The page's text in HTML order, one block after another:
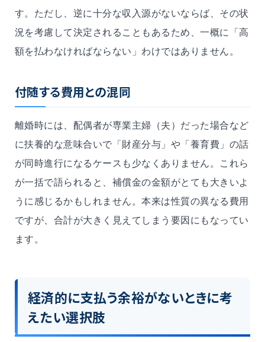
す。ただし、逆に十分な収入源がないならば、その状
況を考慮して決定されることもあるため、一概に「高
額を払わなければならない」わけではありません。
付随する費用との混同
離婚時には、配偶者が専業主婦（夫）だった場合など
に扶養的な意味合いで「財産分与」や「養育費」の話
が同時進行になるケースも少なくありません。これら
が一括で語られると、補償金の金額がとても大きいよ
うに感じるかもしれません。本来は性質の異なる費用
ですが、合計が大きく見えてしまう要因にもなってい
ます。
経済的に支払う余裕がないときに考
えたい選択肢